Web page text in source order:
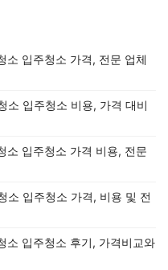
소 입주청소 가격, 전문 업체
소 입주청소 비용, 가격 대비
소 입주청소 가격 비용, 전문
소 입주청소 가격, 비용 및 전
소 입주청소 후기, 가격비교와